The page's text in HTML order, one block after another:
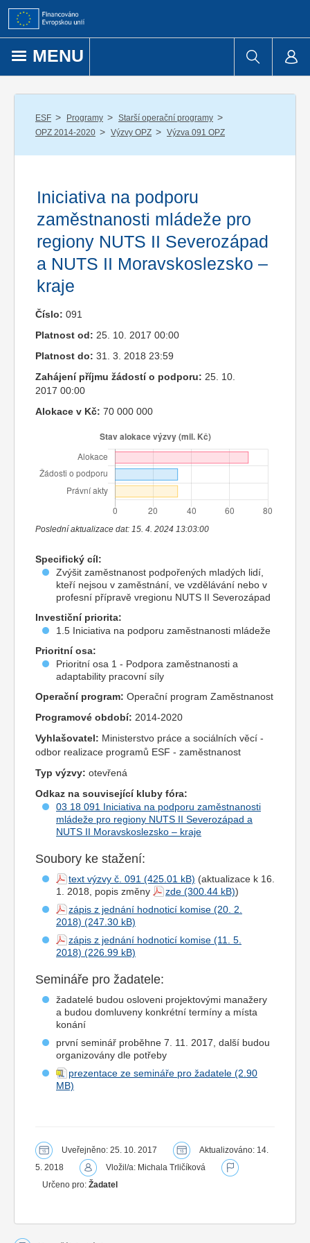
Přejít k obsahu
MENU
ESF / Programy / Starší operační programy /
OPZ 2014-2020 / Výzvy OPZ / Výzva 091 OPZ
Iniciativa na podporu
zaměstnanosti mládeže pro
regiony NUTS II Severozápad
a NUTS II Moravskoslezsko –
kraje
Číslo: 091
Platnost od: 25. 10. 2017 00:00
Platnost do: 31. 3. 2018 23:59
Zahájení příjmu žádostí o podporu: 25. 10.
2017 00:00
Alokace v Kč: 70 000 000
Poslední aktualizace dat: 15. 4. 2024 13:03:00
Specifický cíl:
Zvýšit zaměstnanost podpořených mladých lidí,
kteří nejsou v zaměstnání, ve vzdělávání nebo v
profesní přípravě vregionu NUTS II Severozápad
Investiční priorita:
1.5 Iniciativa na podporu zaměstnanosti mládeže
Prioritní osa:
Prioritní osa 1 - Podpora zaměstnanosti a
adaptability pracovní síly
Operační program: Operační program Zaměstnanost
Programové období: 2014-2020
Vyhlašovatel: Ministerstvo práce a sociálních věcí -
odbor realizace programů ESF - zaměstnanost
Typ výzvy: otevřená
Odkaz na související kluby fóra:
03 18 091 Iniciativa na podporu zaměstnanosti
mládeže pro regiony NUTS II Severozápad a
NUTS II Moravskoslezsko – kraje
Soubory ke stažení:
text výzvy č. 091
(aktualizace k 16.
1. 2018, popis změny
zde
)
zápis z jednání hodnoticí komise (20. 2.
2018)
zápis z jednání hodnoticí komise (11. 5.
2018)
Semináře pro žadatele:
žadatelé budou osloveni projektovými manažery
a budou domluveny konkrétní termíny a místa
konání
první seminář proběhne 7. 11. 2017, další budou
organizovány dle potřeby
prezentace ze semináře pro žadatele
Uveřejněno: 25. 10. 2017
Aktualizováno: 14.
5. 2018
Vložil/a: Michala Trličíková
Určeno pro: Žadatel